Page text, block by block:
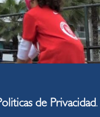
de Privacidad.